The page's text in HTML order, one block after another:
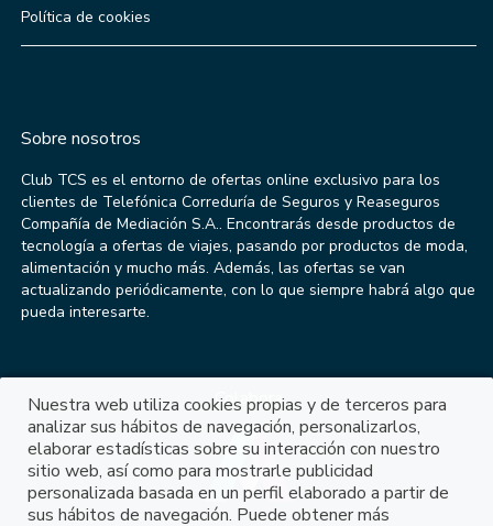
Política de cookies
Sobre nosotros
Club TCS es el entorno de ofertas online exclusivo para los
clientes de Telefónica Correduría de Seguros y Reaseguros
Compañía de Mediación S.A.. Encontrarás desde productos de
tecnología a ofertas de viajes, pasando por productos de moda,
alimentación y mucho más. Además, las ofertas se van
actualizando periódicamente, con lo que siempre habrá algo que
pueda interesarte.
Colabora
Nuestra web utiliza cookies propias y de terceros para
analizar sus hábitos de navegación, personalizarlos,
elaborar estadísticas sobre su interacción con nuestro
sitio web, así como para mostrarle publicidad
personalizada basada en un perfil elaborado a partir de
sus hábitos de navegación. Puede obtener más